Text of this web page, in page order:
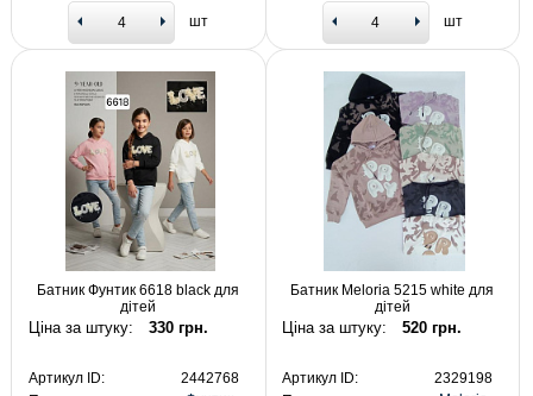
шт шт
Батник Фунтик 6618 black для
дітей
Ціна за штуку: 330 грн.
Артикул ID:
2442768
Батник Meloria 5215 white для
дітей
Ціна за штуку: 520 грн.
Артикул ID:
2329198